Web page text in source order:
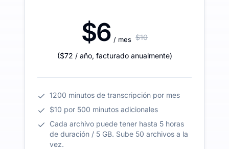
$6 / mes $10
($72 / año, facturado anualmente)
1200 minutos de transcripción por mes
$10 por 500 minutos adicionales
Cada archivo puede tener hasta 5 horas
de duración / 5 GB. Sube 50 archivos a la
vez.